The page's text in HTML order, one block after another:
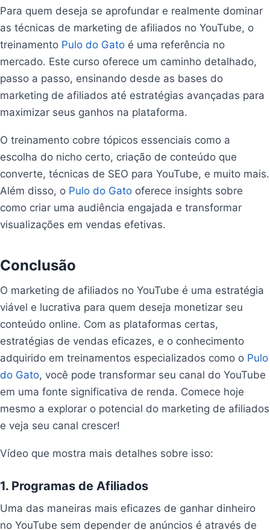
Para quem deseja se aprofundar e realmente dominar
as técnicas de marketing de afiliados no YouTube, o
treinamento Pulo do Gato é uma referência no
mercado. Este curso oferece um caminho detalhado,
passo a passo, ensinando desde as bases do
marketing de afiliados até estratégias avançadas para
maximizar seus ganhos na plataforma.
O treinamento cobre tópicos essenciais como a
escolha do nicho certo, criação de conteúdo que
converte, técnicas de SEO para YouTube, e muito mais.
Além disso, o Pulo do Gato oferece insights sobre
como criar uma audiência engajada e transformar
visualizações em vendas efetivas.
Conclusão
O marketing de afiliados no YouTube é uma estratégia
viável e lucrativa para quem deseja monetizar seu
conteúdo online. Com as plataformas certas,
estratégias de vendas eficazes, e o conhecimento
adquirido em treinamentos especializados como o Pulo
do Gato, você pode transformar seu canal do YouTube
em uma fonte significativa de renda. Comece hoje
mesmo a explorar o potencial do marketing de afiliados
e veja seu canal crescer!
Vídeo que mostra mais detalhes sobre isso:
1. Programas de Afiliados
Uma das maneiras mais eficazes de ganhar dinheiro
no YouTube sem depender de anúncios é através de